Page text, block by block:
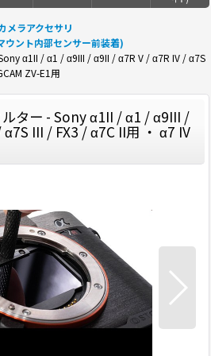
メラアクセサリ
ント内部センサー前装着)
α1II / α1 / α9III / α9II / α7R V / α7R IV / α7S
ZV-E1用
ター - Sony α1II / α1 / α9III /
III / FX3 / α7C II用 ・ α7 IV